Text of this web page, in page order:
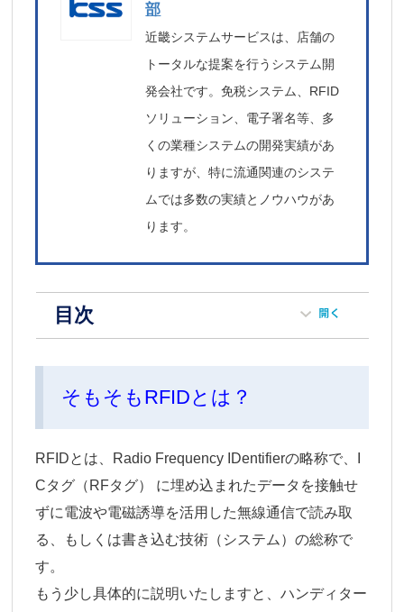
部
近畿システムサービスは、店舗の
トータルな提案を行うシステム開
発会社です。免税システム、RFID
ソリューション、電子署名等、多
くの業種システムの開発実績があ
りますが、特に流通関連のシステ
ムでは多数の実績とノウハウがあ
ります。
目次
そもそもRFIDとは？
RFIDとは、Radio Frequency IDentifierの略称で、I
Cタグ（RFタグ） に埋め込まれたデータを接触せ
ずに電波や電磁誘導を活用した無線通信で読み取
る、もしくは書き込む技術（システム）の総称で
す。
もう少し具体的に説明いたしますと、ハンディター